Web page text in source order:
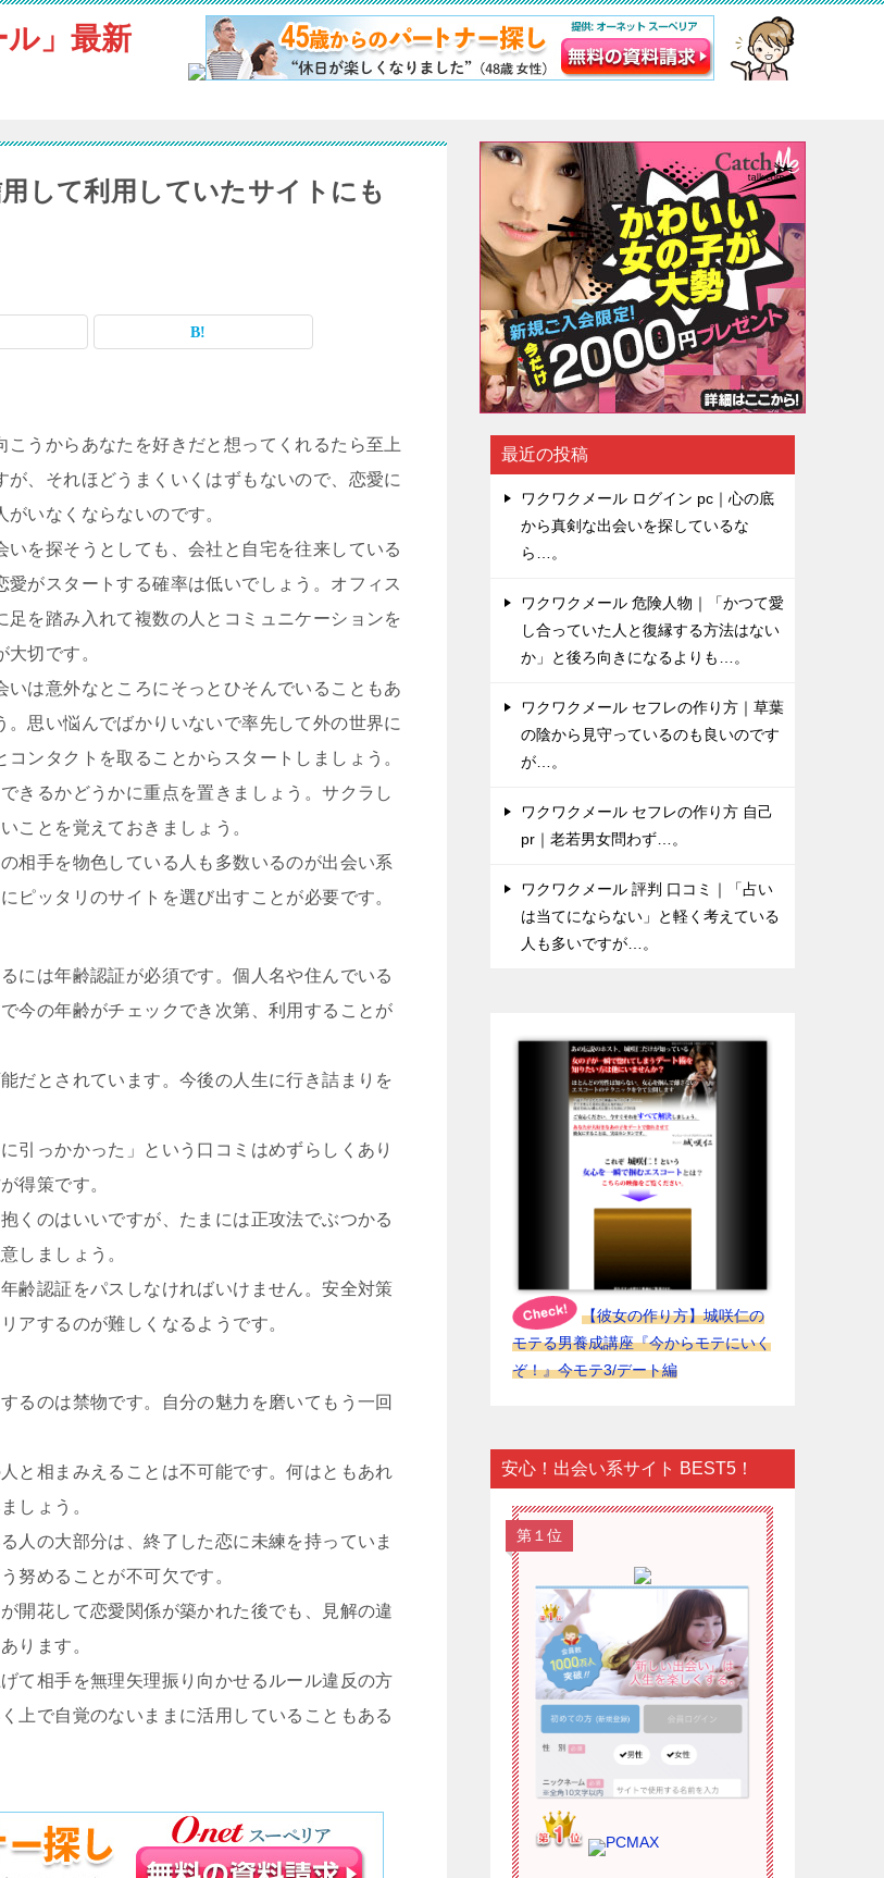
」最新
して利用していたサイトにも
こうからあなたを好きだと想ってくれるたら至上
が、それほどうまくいくはずもないので、恋愛に
がいなくならないのです。
いを探そうとしても、会社と自宅を往来している
愛がスタートする確率は低いでしょう。オフィス
足を踏み入れて複数の人とコミュニケーションを
大切です。
いは意外なところにそっとひそんでいることもあ
。思い悩んでばかりいないで率先して外の世界に
コンタクトを取ることからスタートしましょう。
きるかどうかに重点を置きましょう。サクラし
ことを覚えておきましょう。
相手を物色している人も多数いるのが出会い系
ピッタリのサイトを選び出すことが必要です。
には年齢認証が必須です。個人名や住んでいる
今の年齢がチェックでき次第、利用することが
だとされています。今後の人生に行き詰まりを
引っかかった」という口コミはめずらしくあり
得策です。
くのはいいですが、たまには正攻法でぶつかる
しましょう。
齢認証をパスしなければいけません。安全対策
アするのが難しくなるようです。
るのは禁物です。自分の魅力を磨いてもう一回
と相まみえることは不可能です。何はともあれ
しょう。
人の大部分は、終了した恋に未練を持っていま
努めることが不可欠です。
開花して恋愛関係が築かれた後でも、見解の違
ります。
て相手を無理矢理振り向かせるルール違反の方
上で自覚のないままに活用していることもある
最近の投稿
ワクワクメール ログイン pc｜心の底
から真剣な出会いを探しているな
ら…。
ワクワクメール 危険人物｜「かつて愛
し合っていた人と復縁する方法はない
か」と後ろ向きになるよりも…。
ワクワクメール セフレの作り方｜草葉
の陰から見守っているのも良いのです
が…。
ワクワクメール セフレの作り方 自己
pr｜老若男女問わず…。
ワクワクメール 評判 口コミ｜「占い
は当てにならない」と軽く考えている
人も多いですが…。
【彼女の作り方】城咲仁の
モテる男養成講座『今からモテにいく
ぞ！』今モテ3/デート編
安心！出会い系サイト BEST5！
第１位
PCMAX